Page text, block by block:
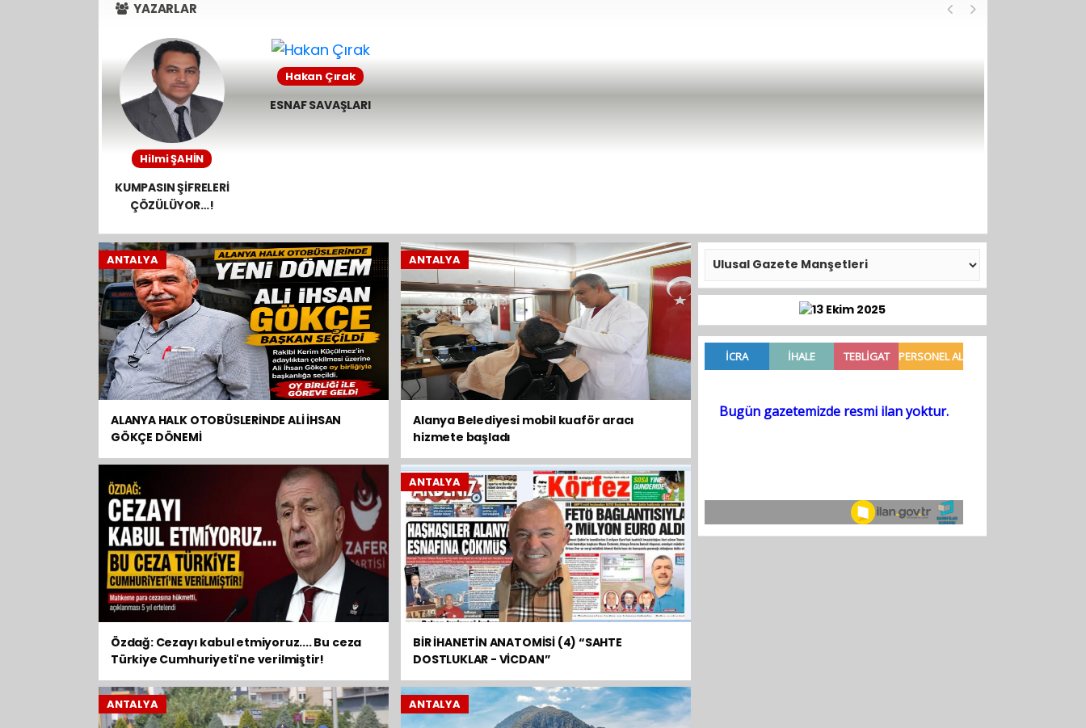
dikkat çeken erken
seçim iddiası...
YAZARLAR
Hilmi ŞAHİN
KUMPASIN ŞİFRELERİ
ÇÖZÜLÜYOR…!
Hakan Çırak
ESNAF SAVAŞLARI
ANTALYA
ALANYA HALK OTOBÜSLERİNDE ALİ İHSAN
GÖKÇE DÖNEMİ
ANTALYA
Alanya Belediyesi mobil kuaför aracı
hizmete başladı
Özdağ: Cezayı kabul etmiyoruz.... Bu ceza
Türkiye Cumhuriyeti'ne verilmiştir!
ANTALYA
BİR İHANETİN ANATOMİSİ (4) “SAHTE
DOSTLUKLAR - VİCDAN”
ANTALYA ANTALYA